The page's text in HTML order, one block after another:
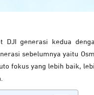
DJI generasi kedua
sebelumnya yaitu
fokus yang lebih baik,